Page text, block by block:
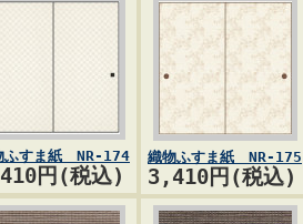
ふすま紙 NR-174
円(税込)
織物ふすま紙 NR-175
3,410円(税込)